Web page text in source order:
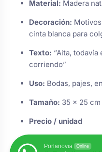
alianzas
porta alianzas
de boda
Perchas de
personalizadas
Sorpresas y
Detalles de
Ver todo
Neceseres personalizados
Otros regalos
Ver todo
Material: Madera
Decoración:
cinta blanca para
Texto: “Aita,
corriendo”
Uso: Bodas, pajes,
Tamaño: 35 x 25 cm
Precio / unidad
Porlanovia Online